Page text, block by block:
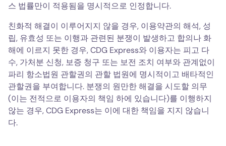
스 법률만이 적용됨을 명시적으로 인정합니다.
친화적 해결이 이루어지지 않을 경우, 이용약관의 해석, 성
립, 유효성 또는 이행과 관련된 분쟁이 발생하고 합의나 화
해에 이르지 못한 경우, CDG Express와 이용자는 피고 다
수, 가처분 신청, 보증 청구 또는 보전 조치 여부와 관계없이
파리 항소법원 관할권의 관할 법원에 명시적이고 배타적인
관할권을 부여합니다. 분쟁의 원만한 해결을 시도할 의무
(이는 전적으로 이용자의 책임 하에 있습니다)를 이행하지
않는 경우, CDG Express는 이에 대한 책임을 지지 않습니
다.